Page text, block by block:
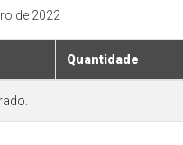
de 2022
Quantidade